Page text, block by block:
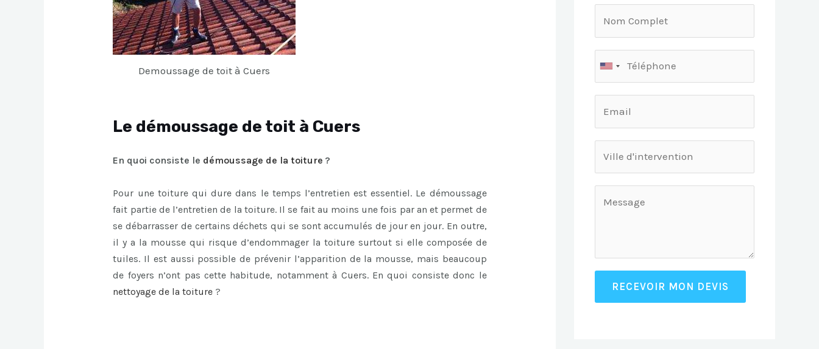
Demoussage de toit à Cuers
Le démoussage de toit à Cuers
En quoi consiste le démoussage de la toiture ?
Pour une toiture qui dure dans le temps l’entretien est essentiel. Le démoussage
fait partie de l’entretien de la toiture. Il se fait au moins une fois par an et permet de
se débarrasser de certains déchets qui se sont accumulés de jour en jour. En outre,
il y a la mousse qui risque d’endommager la toiture surtout si elle composée de
tuiles. Il est aussi possible de prévenir l’apparition de la mousse, mais beaucoup
de foyers n’ont pas cette habitude, notamment à Cuers. En quoi consiste donc le
nettoyage de la toiture ? RECEVOIR MON DEVIS